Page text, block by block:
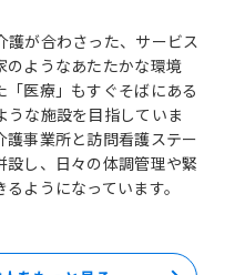
が合わさった、サービス
のようなあたたかな環境
医療」もすぐそばにある
な施設を目指していま
事業所と訪問看護ステー
し、日々の体調管理や緊
ようになっています。